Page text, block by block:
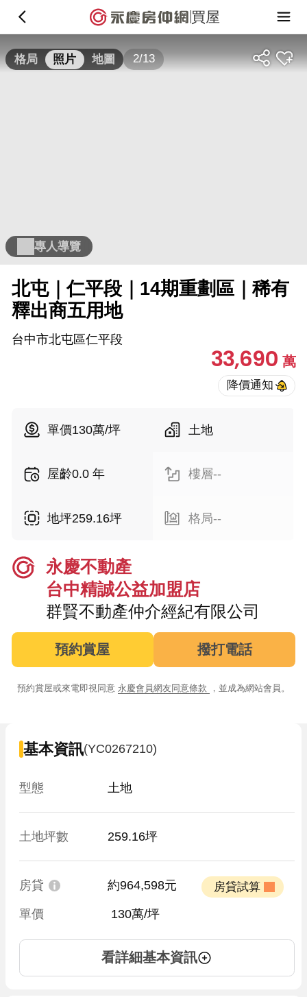
買屋
格局 照片 地圖 2/13
專人導覽
北屯｜仁平段｜14期重劃區｜稀有
釋出商五用地
台中市北屯區仁平段
33,690萬
單價130萬/坪 土地
屋齡0.0 年 樓層--
地坪259.16坪 格局--
永慶不動產
台中精誠公益加盟店
群賢不動產仲介經紀有限公司
預約賞屋 撥打電話
預約賞屋或來電即視同意 永慶會員網友同意條款 ，並成為網站會員。
基本資訊(YC0267210)
型態 土地
土地坪數 259.16坪
房貸 約964,598元
單價 130萬/坪
看詳細基本資訊